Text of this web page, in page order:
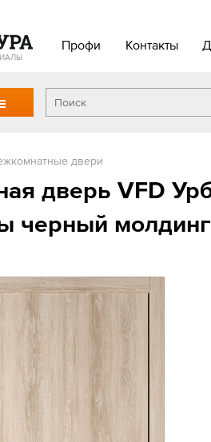
Профи Контакты
двери
дверь VFD
черный